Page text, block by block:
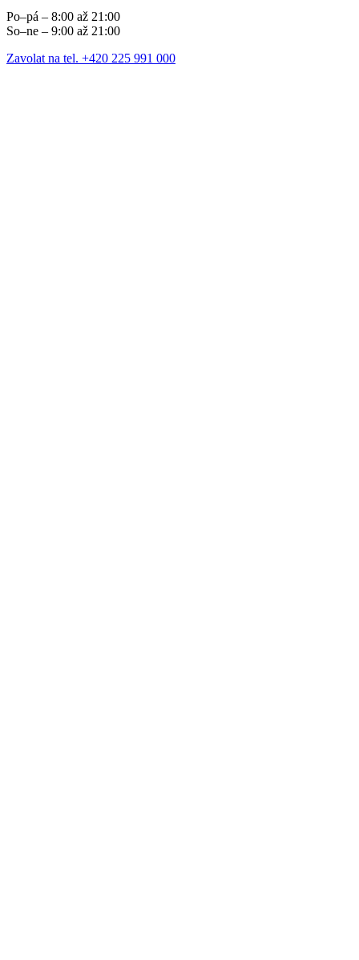
Po–pá – 8:00 až 21:00
So–ne – 9:00 až 21:00
Zavolat na tel. +420 225 991 000